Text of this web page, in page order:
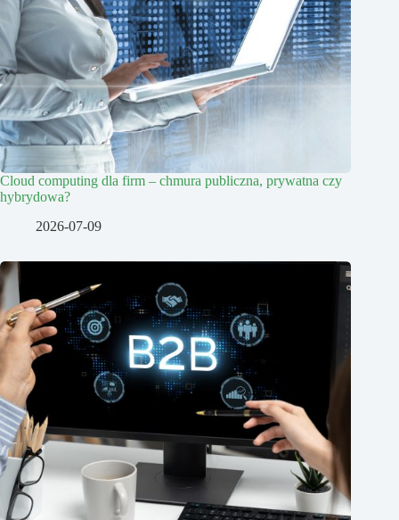
Cloud computing dla firm – chmura publiczna, prywatna czy
hybrydowa?
2026-07-09